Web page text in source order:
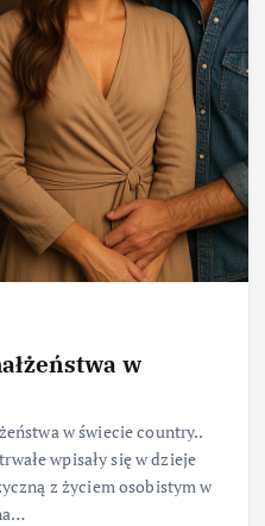
w
w świecie country..
wpisały się w dzieje
z życiem osobistym w